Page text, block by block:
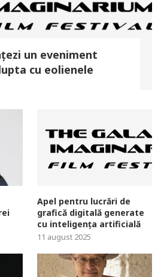
un eveniment
cu eolienele
Apel pentru lucrări de
grafică digitală generate
cu inteligența artificială
11 august 2025